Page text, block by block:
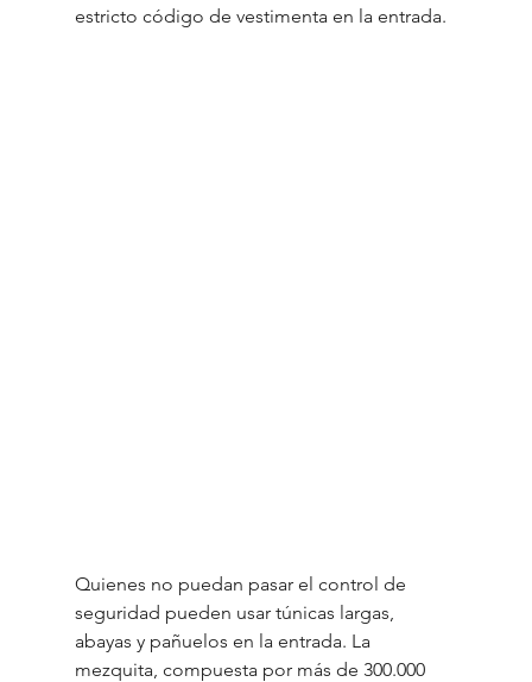
estricto código de vestimenta en la entrada.
Quienes no puedan pasar el control de
seguridad pueden usar túnicas largas,
abayas y pañuelos en la entrada. La
mezquita, compuesta por más de 300.000